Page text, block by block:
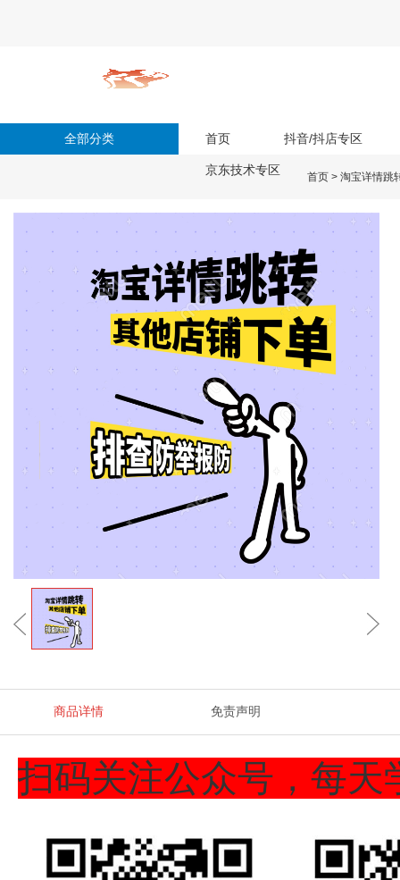
全部分类 首页 抖音/抖店专区
京东技术专区 首页 > 淘宝详情跳
商品详情 免责声明
扫码关注公众号，每天